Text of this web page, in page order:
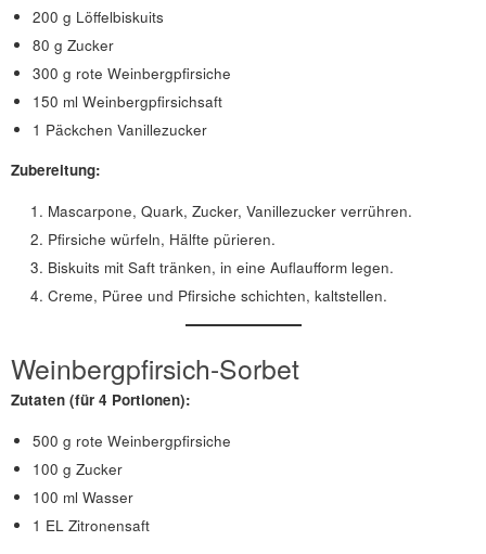
200 g Löffelbiskuits
80 g Zucker
300 g rote Weinbergpfirsiche
150 ml Weinbergpfirsichsaft
1 Päckchen Vanillezucker
Zubereitung:
Mascarpone, Quark, Zucker, Vanillezucker verrühren.
Pfirsiche würfeln, Hälfte pürieren.
Biskuits mit Saft tränken, in eine Auflaufform legen.
Creme, Püree und Pfirsiche schichten, kaltstellen.
Weinbergpfirsich-Sorbet
Zutaten (für 4 Portionen):
500 g rote Weinbergpfirsiche
100 g Zucker
100 ml Wasser
1 EL Zitronensaft